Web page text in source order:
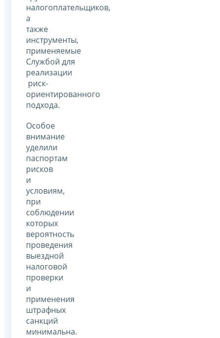
налогоплательщиков,
а
также
инструменты,
применяемые
Службой для
реализации
риск-
ориентированного
подхода.
Особое
внимание
уделили
паспортам
рисков
и
условиям,
при
соблюдении
которых
вероятность
проведения
выездной
налоговой
проверки
и
применения
штрафных
санкций
минимальна.